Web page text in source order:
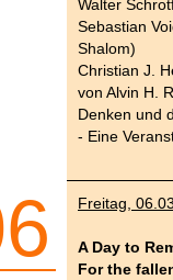
Walter
Sebastian
Shalom)
Christian J.
von Alvin H.
Denken und
- Eine
Freitag,
A Day to
For the